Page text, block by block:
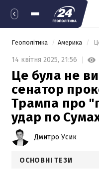
Геополітика Америка
14 квітня 2025, 21:56
Це була не
сенатор
Трампа про
удар по
Дмитро Усик
ОСНОВНІ ТЕЗИ